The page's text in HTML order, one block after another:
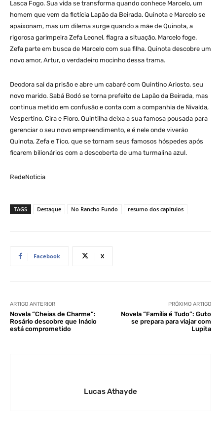
Lasca Fogo. Sua vida se transforma quando conhece Marcelo, um
homem que vem da fictícia Lapão da Beirada. Quinota e Marcelo se
apaixonam, mas um dilema surge quando a mãe de Quinota, a
rigorosa garimpeira Zefa Leonel, flagra a situação. Marcelo foge.
Zefa parte em busca de Marcelo com sua filha. Quinota descobre um
novo amor, Artur, o verdadeiro mocinho dessa trama.
Deodora sai da prisão e abre um cabaré com Quintino Ariosto, seu
novo marido. Sabá Bodó se torna prefeito de Lapão da Beirada, mas
continua metido em confusão e conta com a companhia de Nivalda,
Vespertino, Cira e Floro. Quintilha deixa a sua famosa pousada para
gerenciar o seu novo empreendimento, e é nele onde viverão
Quinota, Zefa e Tico, que se tornam seus famosos hóspedes após
ficarem bilionários com a descoberta de uma turmalina azul.
RedeNoticia
TAGS Destaque No Rancho Fundo resumo dos capítulos
Facebook X
ARTIGO ANTERIOR
Novela “Cheias de Charme”:
Rosário descobre que Inácio
está comprometido
PRÓXIMO ARTIGO
Novela “Família é Tudo”: Guto
se prepara para viajar com
Lupita
Lucas Athayde